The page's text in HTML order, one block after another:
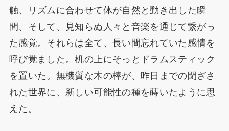
触、リズムに合わせて体が自然と動き出した瞬
間、そして、見知らぬ人々と音楽を通じて繋がっ
た感覚。それらは全て、長い間忘れていた感情を
呼び覚ました。机の上にそっとドラムスティック
を置いた。無機質な木の棒が、昨日までの閉ざさ
れた世界に、新しい可能性の種を蒔いたように思
えた。